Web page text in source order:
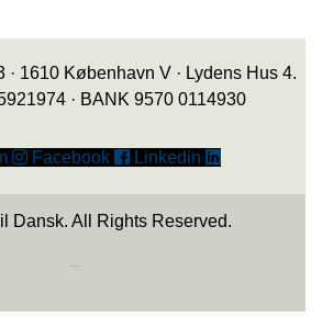
· 1610 København V · Lydens Hus 4.
· BANK 9570 0114930
Facebook Linkedin
Dansk. All Rights Reserved.